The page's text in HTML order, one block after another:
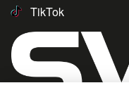
TikTok